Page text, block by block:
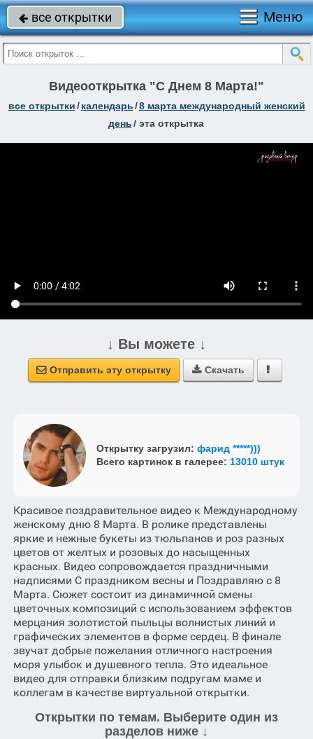
 все открытки Меню
Видеооткрытка "С Днем 8 Марта!"
все открытки/ календарь/8 марта международный женский
день/ эта открытка
↓ Вы можете ↓
 Отправить эту открытку  Скачать 
Открытку загрузил: фарид *****)))
Всего картинок в галерее: 13010 штук
Красивое поздравительное видео к Международному
женскому дню 8 Марта. В ролике представлены
яркие и нежные букеты из тюльпанов и роз разных
цветов от желтых и розовых до насыщенных
красных. Видео сопровождается праздничными
надписями С праздником весны и Поздравляю с 8
Марта. Сюжет состоит из динамичной смены
цветочных композиций с использованием эффектов
мерцания золотистой пыльцы волнистых линий и
графических элементов в форме сердец. В финале
звучат добрые пожелания отличного настроения
моря улыбок и душевного тепла. Это идеальное
видео для отправки близким подругам маме и
коллегам в качестве виртуальной открытки.
Открытки по темам. Выберите один из
разделов ниже ↓